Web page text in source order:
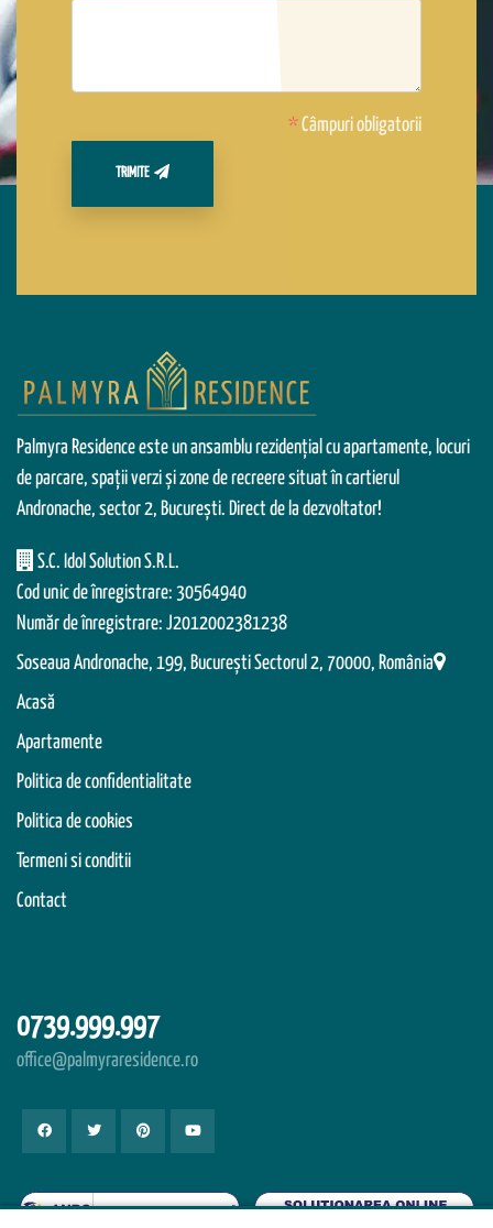
*Câmpuri obligatorii
TRIMITE
Palmyra Residence este un ansamblu rezidențial cu apartamente, locuri
de parcare, spații verzi și zone de recreere situat în cartierul
Andronache, sector 2, București. Direct de la dezvoltator!
S.C. Idol Solution S.R.L.
Cod unic de înregistrare: 30564940
Număr de înregistrare: J2012002381238
Soseaua Andronache, 199, Bucureşti Sectorul 2, 70000, România
Acasă
Apartamente
Politica de confidentialitate
Politica de cookies
Termeni si conditii
Contact
0739.999.997
office@palmyraresidence.ro